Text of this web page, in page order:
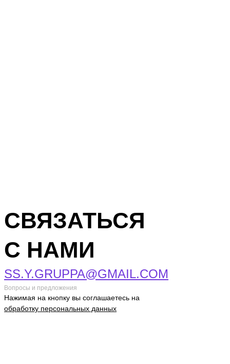
СВЯЗАТЬСЯ
С НАМИ
SS.Y.GRUPPA@GMAIL.COM
Вопросы и предложения
Нажимая на кнопку вы соглашаетесь на
обработку персональных данных